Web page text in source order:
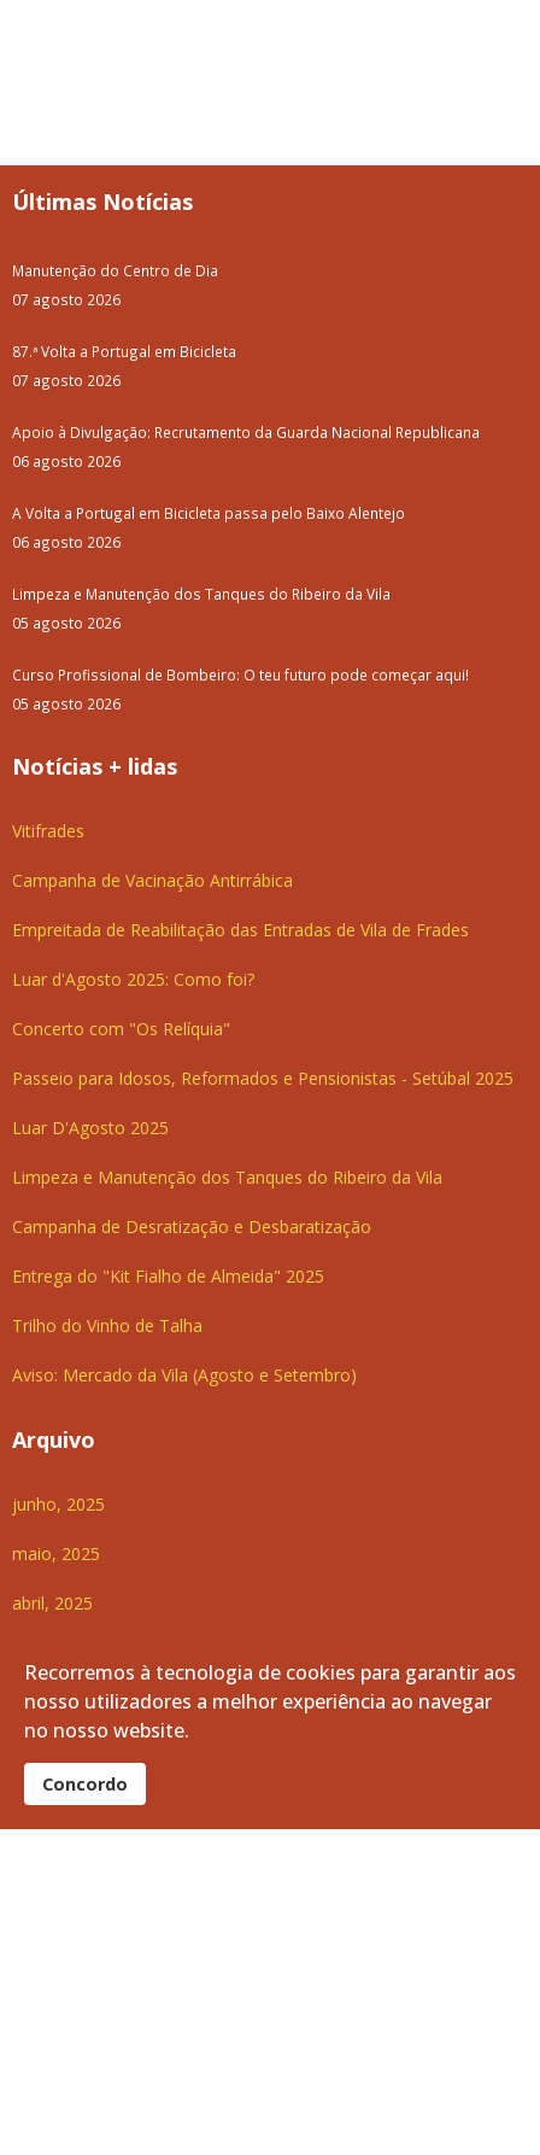
Últimas Notícias
Manutenção do Centro de Dia
07 agosto 2026
87.ª Volta a Portugal em Bicicleta
07 agosto 2026
Apoio à Divulgação: Recrutamento da Guarda Nacional Republicana
06 agosto 2026
A Volta a Portugal em Bicicleta passa pelo Baixo Alentejo
06 agosto 2026
Limpeza e Manutenção dos Tanques do Ribeiro da Vila
05 agosto 2026
Curso Profissional de Bombeiro: O teu futuro pode começar aqui!
05 agosto 2026
Notícias + lidas
Vitifrades
Campanha de Vacinação Antirrábica
Empreitada de Reabilitação das Entradas de Vila de Frades
Luar d'Agosto 2025: Como foi?
Concerto com "Os Relíquia"
Passeio para Idosos, Reformados e Pensionistas - Setúbal 2025
Luar D'Agosto 2025
Limpeza e Manutenção dos Tanques do Ribeiro da Vila
Campanha de Desratização e Desbaratização
Entrega do "Kit Fialho de Almeida" 2025
Trilho do Vinho de Talha
Aviso: Mercado da Vila (Agosto e Setembro)
Arquivo
junho, 2025
maio, 2025
abril, 2025
fevereiro, 2025
dezembro, 2024
Recorremos à tecnologia de cookies para garantir aos
nosso utilizadores a melhor experiência ao navegar
no nosso website.
Concordo